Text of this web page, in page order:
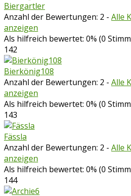
Biergartler
Anzahl der Bewertungen: 2 - Alle
anzeigen
Als hilfreich bewertet: 0% (0
142
Bierkönig108
Anzahl der Bewertungen: 2 - Alle
anzeigen
Als hilfreich bewertet: 0% (0
143
Fässla
Anzahl der Bewertungen: 2 - Alle
anzeigen
Als hilfreich bewertet: 0% (0
144